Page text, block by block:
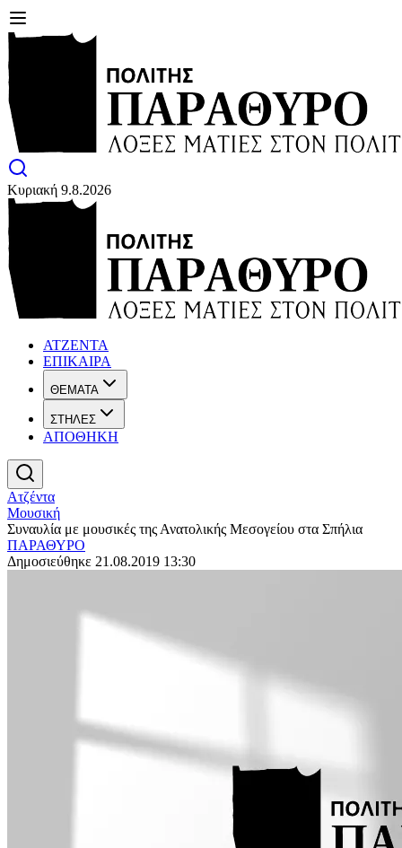
Κυριακή 9.8.2026
ΑΤΖΕΝΤΑ
ΕΠΙΚΑΙΡΑ
ΘΕΜΑΤΑ
ΣΤΗΛΕΣ
ΑΠΟΘΗΚΗ
Ατζέντα
Μουσική
Συναυλία με μουσικές της Ανατολικής Μεσογείου στα Σπήλια
ΠΑΡΑΘΥΡΟ
Δημοσιεύθηκε 21.08.2019 13:30